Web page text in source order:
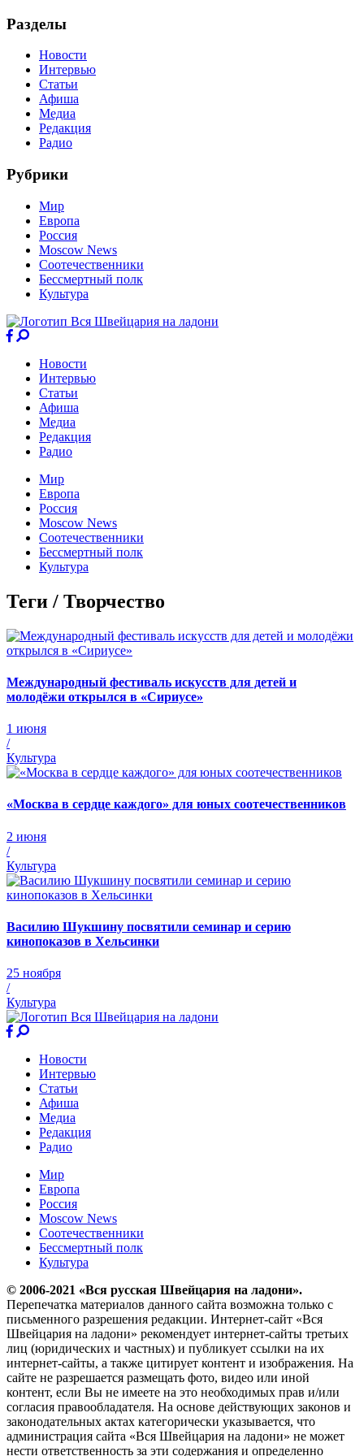
Разделы
Новости
Интервью
Статьи
Афиша
Медиа
Редакция
Радио
Рубрики
Мир
Европа
Россия
Moscow News
Соотечественники
Бессмертный полк
Культура
Новости
Интервью
Статьи
Афиша
Медиа
Редакция
Радио
Мир
Европа
Россия
Moscow News
Соотечественники
Бессмертный полк
Культура
Теги / Творчество
Международный фестиваль искусств для детей и
молодёжи открылся в «Сириусе»
1 июня
/
Культура
«Москва в сердце каждого» для юных соотечественников
2 июня
/
Культура
Василию Шукшину посвятили семинар и серию
кинопоказов в Хельсинки
25 ноября
/
Культура
Новости
Интервью
Статьи
Афиша
Медиа
Редакция
Радио
Мир
Европа
Россия
Moscow News
Соотечественники
Бессмертный полк
Культура
© 2006-2021 «Вся русская Швейцария на ладони».
Перепечатка материалов данного сайта возможна только с
письменного разрешения редакции. Интернет-сайт «Вся
Швейцария на ладони» рекомендует интернет-сайты третьих
лиц (юридических и частных) и публикует ссылки на их
интернет-сайты, а также цитирует контент и изображения. На
сайте не разрешается размещать фото, видео или иной
контент, если Вы не имеете на это необходимых прав и/или
согласия правообладателя. На основе действующих законов и
законодательных актах категорически указывается, что
администрация сайта «Вся Швейцария на ладони» не может
нести ответственность за эти содержания и определенно